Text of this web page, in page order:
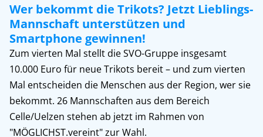
Wer bekommt die Trikots? Jetzt Lieblings-
Mannschaft unterstützen und
Smartphone gewinnen!
Zum vierten Mal stellt die SVO-Gruppe insgesamt
10.000 Euro für neue Trikots bereit – und zum vierten
Mal entscheiden die Menschen aus der Region, wer sie
bekommt. 26 Mannschaften aus dem Bereich
Celle/Uelzen stehen ab jetzt im Rahmen von
"MÖGLICHST.vereint" zur Wahl.